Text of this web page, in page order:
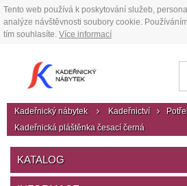
Tento web používá k poskytování služeb,
analýze návštěvnosti soubory cookie.
tím souhlasíte. Více informací
Kadeřnický nábytek Kadeřnictví
Kadeřnická pláštěnka česací černá
KATALOG